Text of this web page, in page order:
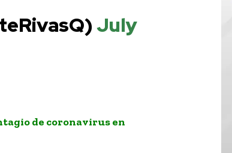
July
de coronavirus en